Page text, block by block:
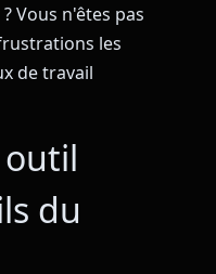
Vous n'êtes pas
les
de travail
du